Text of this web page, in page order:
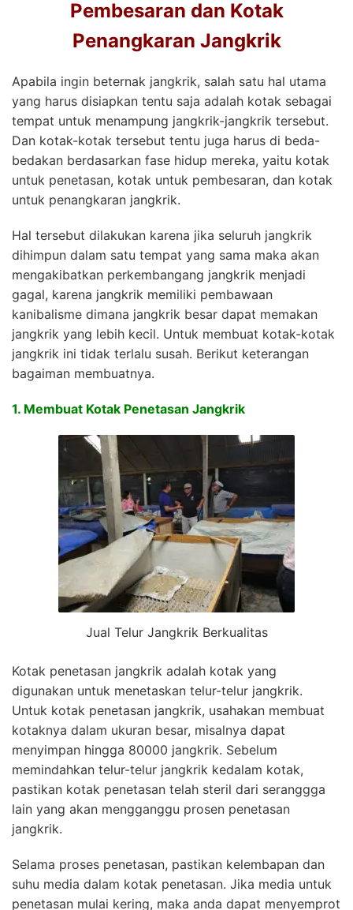
Pembesaran dan Kotak
Penangkaran Jangkrik
Apabila ingin beternak jangkrik, salah satu hal utama
yang harus disiapkan tentu saja adalah kotak sebagai
tempat untuk menampung jangkrik-jangkrik tersebut.
Dan kotak-kotak tersebut tentu juga harus di beda-
bedakan berdasarkan fase hidup mereka, yaitu kotak
untuk penetasan, kotak untuk pembesaran, dan kotak
untuk penangkaran jangkrik.
Hal tersebut dilakukan karena jika seluruh jangkrik
dihimpun dalam satu tempat yang sama maka akan
mengakibatkan perkembangang jangkrik menjadi
gagal, karena jangkrik memiliki pembawaan
kanibalisme dimana jangkrik besar dapat memakan
jangkrik yang lebih kecil. Untuk membuat kotak-kotak
jangkrik ini tidak terlalu susah. Berikut keterangan
bagaiman membuatnya.
1. Membuat Kotak Penetasan Jangkrik
Jual Telur Jangkrik Berkualitas
Kotak penetasan jangkrik adalah kotak yang
digunakan untuk menetaskan telur-telur jangkrik.
Untuk kotak penetasan jangkrik, usahakan membuat
kotaknya dalam ukuran besar, misalnya dapat
menyimpan hingga 80000 jangkrik. Sebelum
memindahkan telur-telur jangkrik kedalam kotak,
pastikan kotak penetasan telah steril dari seranggga
lain yang akan mengganggu prosen penetasan
jangkrik.
Selama proses penetasan, pastikan kelembapan dan
suhu media dalam kotak penetasan. Jika media untuk
penetasan mulai kering, maka anda dapat menyemprot